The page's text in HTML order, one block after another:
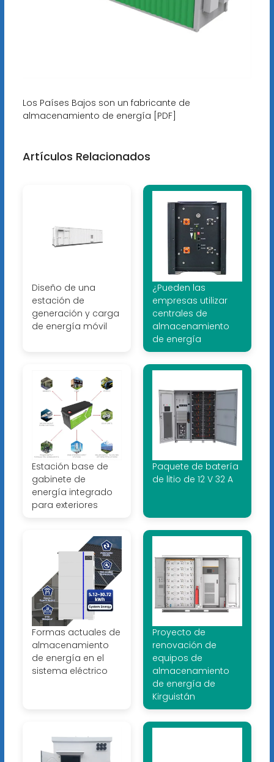
Los Países Bajos son un fabricante de
almacenamiento de energía [PDF]
Artículos Relacionados
Diseño de una
estación de
generación y carga
de energía móvil
¿Pueden las
empresas utilizar
centrales de
almacenamiento
de energía
Estación base de
gabinete de
energía integrado
para exteriores
Paquete de batería
de litio de 12 V 32 A
Formas actuales de
almacenamiento
de energía en el
sistema eléctrico
Proyecto de
renovación de
equipos de
almacenamiento
de energía de
Kirguistán